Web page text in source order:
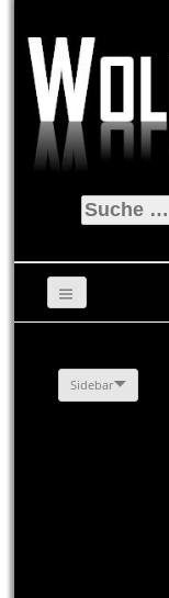
Suche
nach:
Sidebar